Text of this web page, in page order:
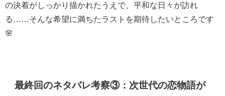
の決着がしっかり描かれたうえで、平和な日々が訪れ
る……そんな希望に満ちたラストを期待したいところです
🌸
最終回のネタバレ考察③：次世代の恋物語が